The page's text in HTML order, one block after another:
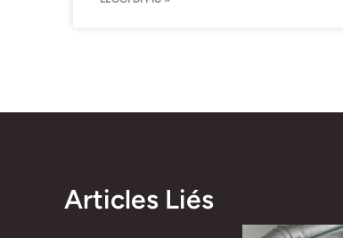
Articles Liés